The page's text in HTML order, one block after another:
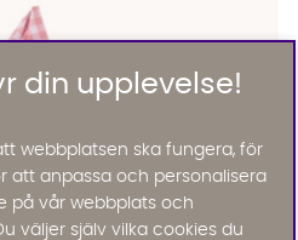
din upplevelse!
webbplatsen ska fungera, för
att anpassa och personalisera
på vår webbplats och
väljer själv vilka cookies du